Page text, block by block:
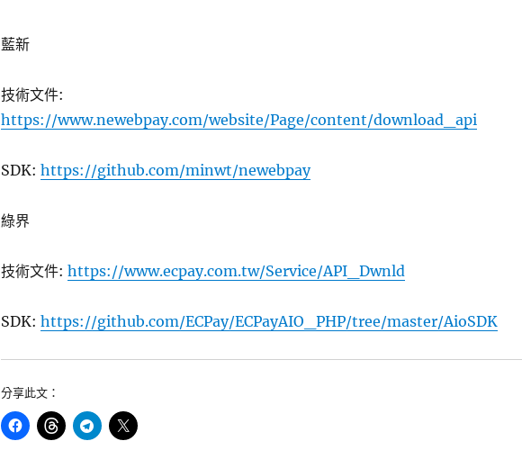
藍新
技術文件:
https://www.newebpay.com/website/Page/content/download_api
SDK: https://github.com/minwt/newebpay
綠界
技術文件: https://www.ecpay.com.tw/Service/API_Dwnld
SDK: https://github.com/ECPay/ECPayAIO_PHP/tree/master/AioSDK
分享此文：